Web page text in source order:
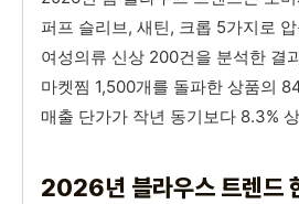
퍼프 슬리브, 새틴, 크롭 5가지로
여성의류 신상 200건을 분석한 결
마켓찜 1,500개를 돌파한 상품의
매출 단가가 작년 동기보다 8.3%
2026년 블라우스 트렌드